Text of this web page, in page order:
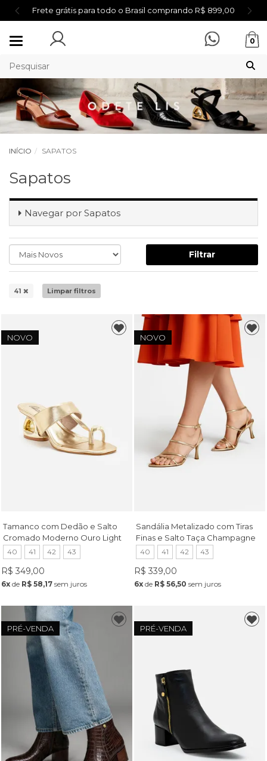
Frete grátis para todo o Brasil comprando R$ 899,00
Mudar
0
INÍCIO SAPATOS
Sapatos
Navegar por Sapatos
Filtrar
41 Limpar filtros
NOVO
Tamanco com Dedão e Salto
Cromado Moderno Ouro Light
40 41 42 43
R$ 349,00
6xde R$ 58,17sem juros
NOVO
Sandália Metalizado com Tiras
Finas e Salto Taça Champagne
40 41 42 43
R$ 339,00
6x de R$ 56,50 sem juros
PRÉ-VENDA PRÉ-VENDA